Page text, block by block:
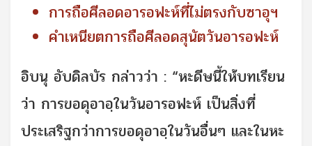
การถือศีลอดอารอฟะห์ที่ไม่ตรงกับซาอุฯ
คำเหนียตการถือศีลอดสุนัตวันอารอฟะห์
อิบนุ อับดิลบัร กล่าวว่า : “หะดีษนี้ให้บทเรียน
ว่า การขอดุอาอฺในวันอารอฟะห์ เป็นสิ่งที่
ประเสริฐกว่าการขอดุอาอฺในวันอื่นๆ และในหะ